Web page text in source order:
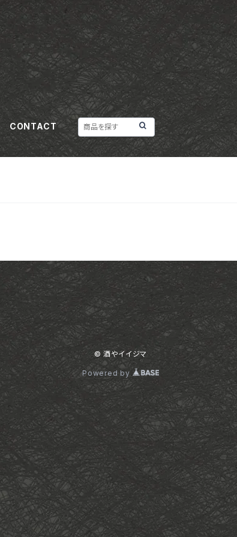
CONTACT
© 酒やイイジマ
Powered by